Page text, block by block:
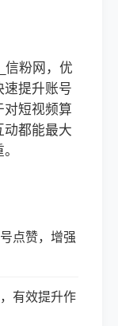
信粉网，优
速提升账号
对短视频算
动都能最大
点赞，增强
有效提升作